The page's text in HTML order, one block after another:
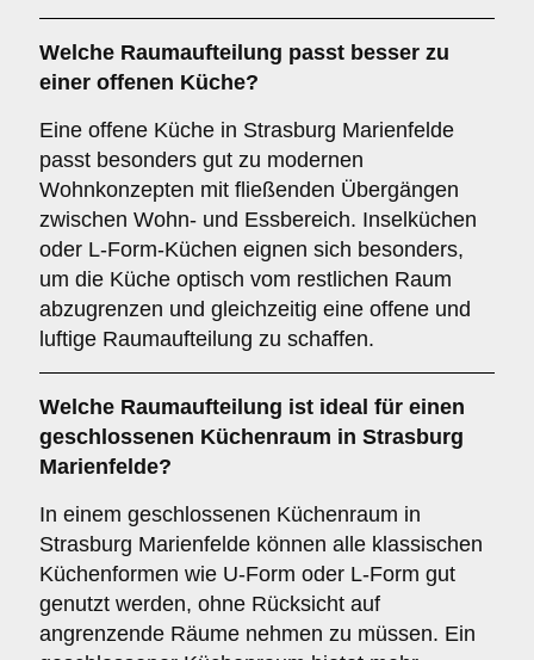
Welche Raumaufteilung passt besser zu
einer offenen Küche?
Eine offene Küche in Strasburg Marienfelde
passt besonders gut zu modernen
Wohnkonzepten mit fließenden Übergängen
zwischen Wohn- und Essbereich. Inselküchen
oder L-Form-Küchen eignen sich besonders,
um die Küche optisch vom restlichen Raum
abzugrenzen und gleichzeitig eine offene und
luftige Raumaufteilung zu schaffen.
Welche Raumaufteilung ist ideal für einen
geschlossenen Küchenraum in Strasburg
Marienfelde?
In einem geschlossenen Küchenraum in
Strasburg Marienfelde können alle klassischen
Küchenformen wie U-Form oder L-Form gut
genutzt werden, ohne Rücksicht auf
angrenzende Räume nehmen zu müssen. Ein